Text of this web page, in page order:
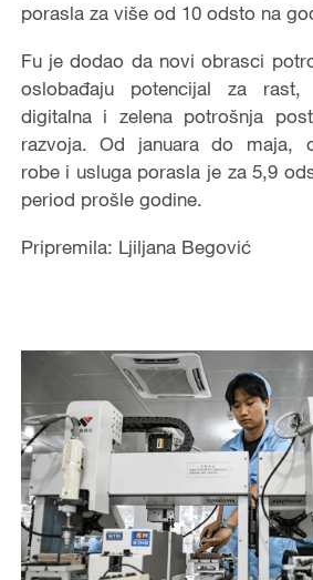
porasla za više od 10 odsto na
Fu je dodao da novi obrasci
oslobađaju potencijal za
digitalna i zelena potrošnja
razvoja. Od januara do maja,
robe i usluga porasla je za 5,9
period prošle godine.
Pripremila: Ljiljana Begović